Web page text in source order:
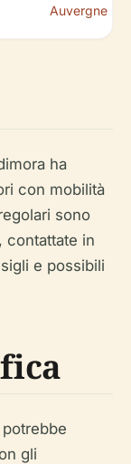
Auvergne
ha
con mobilità
sono
contattate in
e possibili
gli